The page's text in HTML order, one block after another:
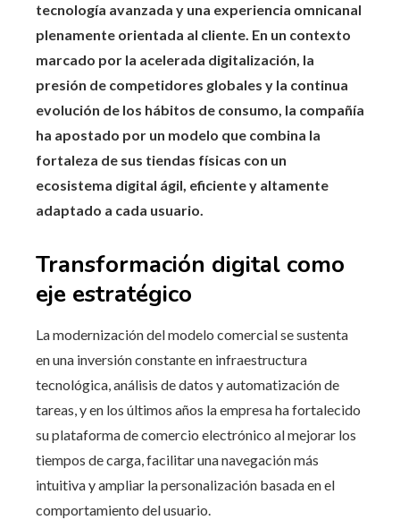
tecnología avanzada y una experiencia omnicanal
plenamente orientada al cliente. En un contexto
marcado por la acelerada digitalización, la
presión de competidores globales y la continua
evolución de los hábitos de consumo, la compañía
ha apostado por un modelo que combina la
fortaleza de sus tiendas físicas con un
ecosistema digital ágil, eficiente y altamente
adaptado a cada usuario.
Transformación digital como
eje estratégico
La modernización del modelo comercial se sustenta
en una inversión constante en infraestructura
tecnológica, análisis de datos y automatización de
tareas, y en los últimos años la empresa ha fortalecido
su plataforma de comercio electrónico al mejorar los
tiempos de carga, facilitar una navegación más
intuitiva y ampliar la personalización basada en el
comportamiento del usuario.